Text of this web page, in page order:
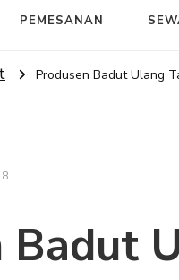
PEMESANAN
Produsen Badut Ulang
Badut